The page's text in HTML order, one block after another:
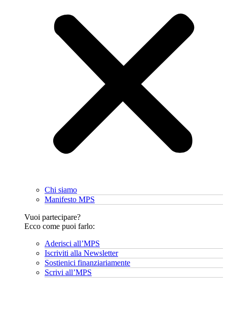
Chi siamo
Manifesto MPS
Vuoi partecipare?
Ecco come puoi farlo:
Aderisci all’MPS
Iscriviti alla Newsletter
Sostienici finanziariamente
Scrivi all’MPS